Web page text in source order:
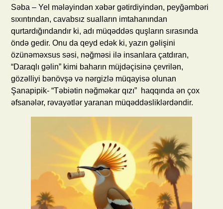
Səba – Yel mələyindən xəbər gətirdiyindən, peyğəmbəri
sıxıntından, cavabsız sualların imtahanından
qurtardığındandır ki, adı müqəddəs quşların sırasında
öndə gedir. Onu da qeyd edək ki, yazın gəlişini
özünəməxsus səsi, nəğməsi ilə insanlara çatdıran,
“Daraqlı gəlin” kimi baharın müjdəçisinə çevrilən,
gözəlliyi bənövşə və nərgizlə müqayisə olunan
Şanapipik- “Təbiətin nəğməkar qızı” haqqında ən çox
əfsanələr, rəvayətlər yaranan müqəddəsliklərdəndir.